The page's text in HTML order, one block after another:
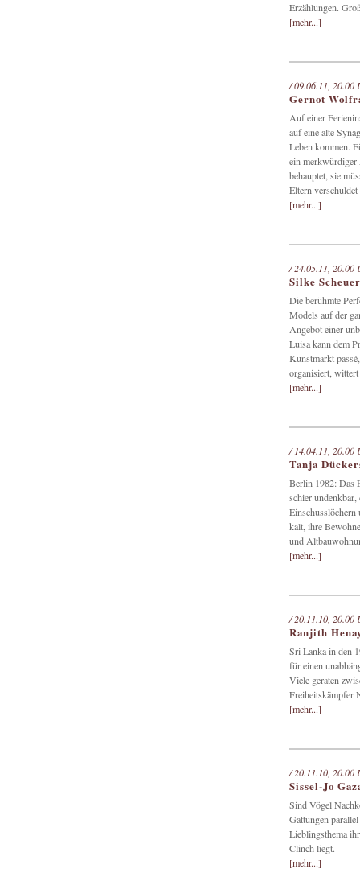
Erzählungen.
[mehr...]
/ 09.06.11, 20.00
Gernot
Auf einer
auf eine alte
Leben kommen.
ein merkwürdiger
behauptet, sie
Eltern verschuldet
[mehr...]
/ 24.05.11, 20.00
Silke
Die berühmte
Models auf der
Angebot einer
Luisa kann dem
Kunstmarkt
organisiert,
[mehr...]
/ 14.04.11, 20.00
Tanja
Berlin 1982: Das
schier
Einschusslöchern
kalt, ihre
und
[mehr...]
/ 20.11.10, 20.00
Ranjith
Sri Lanka in den
für einen
Viele geraten
Freiheitskämpfer
[mehr...]
/ 20.11.10, 20.00
Sissel-Jo
Sind Vögel
Gattungen
Lieblingsthema
Clinch liegt.
[mehr...]